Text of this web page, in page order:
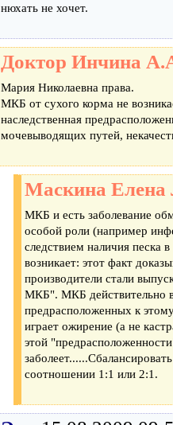
нюхать не хочет.
Доктор Инчина
Мария Николаевна права.
МКБ от сухого корма не
наследственная
мочевыводящих путей,
Маскина Елена
МКБ и есть заболевание
особой роли (например
следствием наличия песка
возникает: этот факт
производители стали
МКБ". МКБ действительно
предрасположенных к
играет ожирение (а не
этой
соотношении 1:1 или 2:1.